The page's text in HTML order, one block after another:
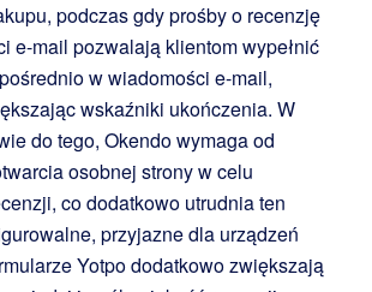
podczas gdy prośby o recenzję
e-mail pozwalają klientom wypełnić
w wiadomości e-mail,
wskaźniki ukończenia. W
do tego, Okendo wymaga od
osobnej strony w celu
co dodatkowo utrudnia ten
przyjazne dla urządzeń
Yotpo dodatkowo zwiększają